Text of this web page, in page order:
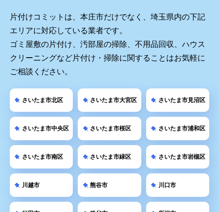
片付けコミットは、本庄市だけでなく、埼玉県内の下記
エリアに対応している業者です。
ゴミ屋敷の片付け、汚部屋の掃除、不用品回収、ハウス
クリーニングなど片付け・掃除に関することはお気軽に
ご相談ください。
さいたま市北区 さいたま市大宮区 さいたま市見沼区
さいたま市中央区 さいたま市桜区 さいたま市浦和区
さいたま市南区 さいたま市緑区 さいたま市岩槻区
川越市 熊谷市 川口市